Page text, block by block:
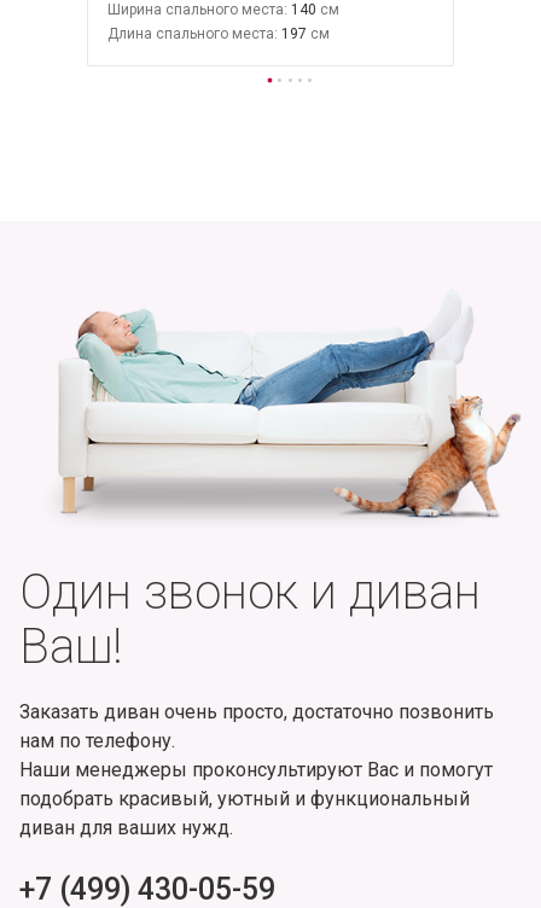
Ширина спального места: 140
Длина спального места: 197
Один звонок и диван
Ваш!
Заказать диван очень просто, достаточно позвонить
нам по телефону.
Наши менеджеры проконсультируют Вас и помогут
подобрать красивый, уютный и функциональный
диван для ваших нужд.
+7 (499) 430-05-59